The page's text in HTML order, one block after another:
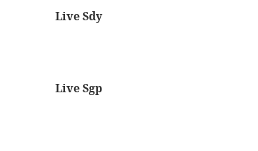
Live Sdy
Live Sgp